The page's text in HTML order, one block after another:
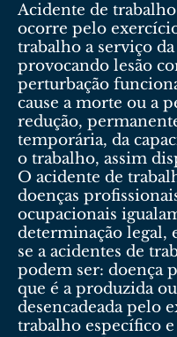
Acidente de
ocorre pelo
trabalho a serviço
provocando lesão
perturbação
cause a morte ou a
redução,
temporária, da
o trabalho, assim
O acidente de
doenças
ocupacionais
determinação legal,
se a acidentes de
podem ser: doença
que é a produzida ou
desencadeada pelo
trabalho específico